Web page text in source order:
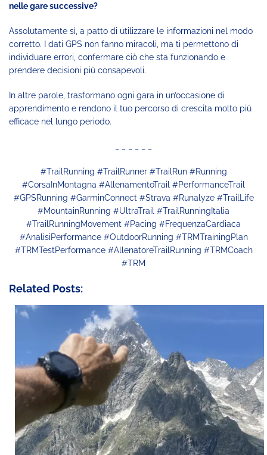
nelle gare successive?
Assolutamente sì, a patto di utilizzare le informazioni nel modo
corretto. I dati GPS non fanno miracoli, ma ti permettono di
individuare errori, confermare ciò che sta funzionando e
prendere decisioni più consapevoli.
In altre parole, trasformano ogni gara in un’occasione di
apprendimento e rendono il tuo percorso di crescita molto più
efficace nel lungo periodo.
#TrailRunning #TrailRunner #TrailRun #Running
#CorsaInMontagna #AllenamentoTrail #PerformanceTrail
#GPSRunning #GarminConnect #Strava #Runalyze #TrailLife
#MountainRunning #UltraTrail #TrailRunningItalia
#TrailRunningMovement #Pacing #FrequenzaCardiaca
#AnalisiPerformance #OutdoorRunning #TRMTrainingPlan
#TRMTestPerformance #AllenatoreTrailRunning #TRMCoach
#TRM
Related Posts: